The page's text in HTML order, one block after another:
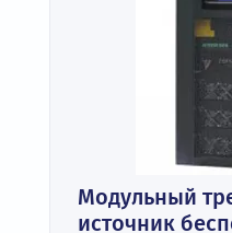
Модульный
источник